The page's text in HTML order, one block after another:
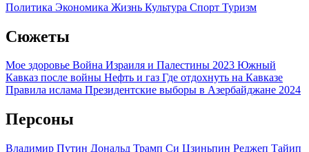
Политика Экономика Жизнь Культура Спорт Туризм
Сюжеты
Мое здоровье Война Израиля и Палестины 2023 Южный
Кавказ после войны Нефть и газ Где отдохнуть на Кавказе
Правила ислама Президентские выборы в Азербайджане 2024
Персоны
Владимир Путин Дональд Трамп Си Цзиньпин Реджеп Тайип